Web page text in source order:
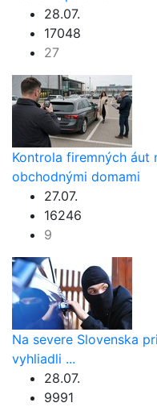
28.07.
17048
27
Kontrola firemných áut
obchodnými domami
27.07.
16246
9
Na severe Slovenska
vyhliadli ...
28.07.
9991